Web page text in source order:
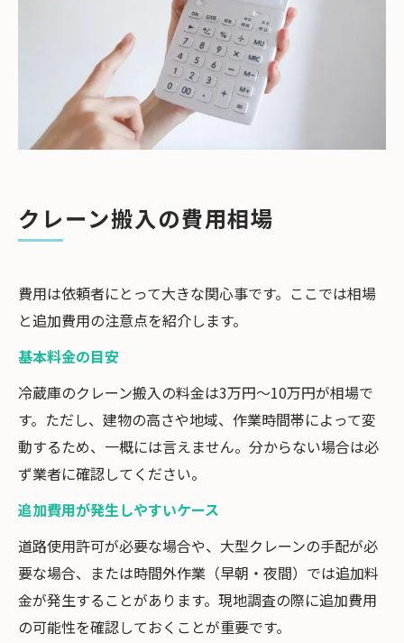
クレーン搬入の費用相場
費用は依頼者にとって大きな関心事です。ここでは相場
と追加費用の注意点を紹介します。
基本料金の目安
冷蔵庫のクレーン搬入の料金は3万円〜10万円が相場で
す。ただし、建物の高さや地域、作業時間帯によって変
動するため、一概には言えません。分からない場合は必
ず業者に確認してください。
追加費用が発生しやすいケース
道路使用許可が必要な場合や、大型クレーンの手配が必
要な場合、または時間外作業（早朝・夜間）では追加料
金が発生することがあります。現地調査の際に追加費用
の可能性を確認しておくことが重要です。